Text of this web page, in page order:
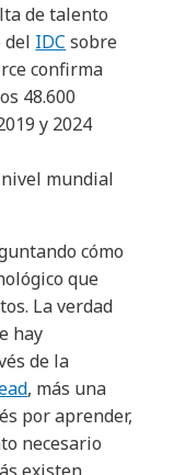
de talento
del IDC sobre
confirma
48.600
y 2024
mundial
cómo
que
La verdad
hay
de la
, más una
por aprender,
necesario